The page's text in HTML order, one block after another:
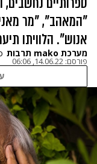
"המאהב", "מר
אנוש". הלוויתו
מערכת mako תרבות
פורסם: 14.06.22, 06:06